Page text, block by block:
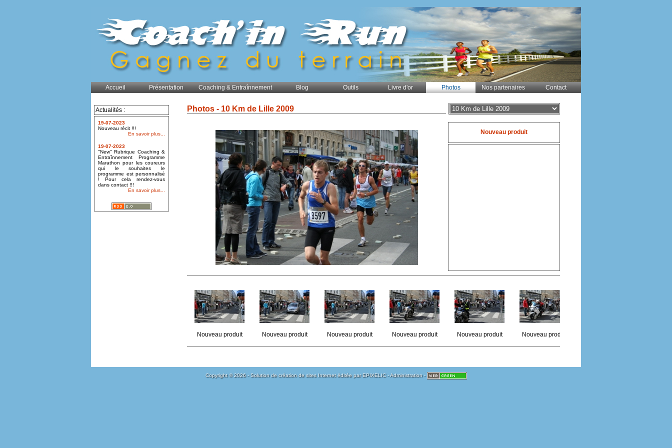
Accueil Présentation Coaching & Entraînnement Blog Outils Livre d'or Photos Nos partenaires Contact
Actualités :
19-07-2023
Nouveau récit !!!
En savoir plus...
19-07-2023
"New" Rubrique Coaching &
Entraînnement Programme
Marathon pour les coureurs
qui le souhaites le
programme est personnalisé
! Pour cela rendez-vous
dans contact !!!
En savoir plus...
Photos - 10 Km de Lille 2009
Nouveau produit
Nouveau produit Nouveau produit Nouveau produit Nouveau produit Nouveau produit Nouveau produit
Copyright © 2026 - Solution de création de sites Internet éditée parEPIXELIC-Administration-